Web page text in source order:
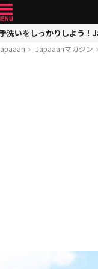
洗いをしっかりしよう！
Japaaanマガジン